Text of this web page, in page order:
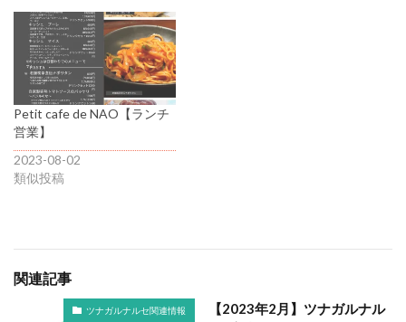
Petit cafe de NAO【ランチ
営業】
2023-08-02
類似投稿
関連記事
ツナガルナルセ関連情報
【2023年2月】ツナガルナル